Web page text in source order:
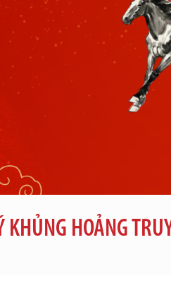
KHỦNG HOẢNG